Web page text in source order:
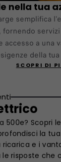
nella tua
semplifica
fornendo
accesso a una
della tua
SCOPRI DI
500e? Scopri
la
e i
le risposte che